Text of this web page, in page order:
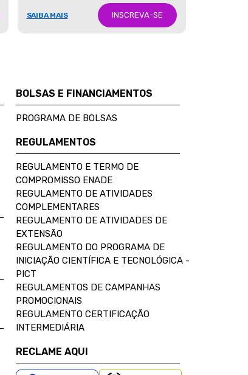
SAIBA MAIS INSCREVA-SE
BOLSAS E FINANCIAMENTOS
PROGRAMA DE BOLSAS
REGULAMENTOS
REGULAMENTO E TERMO DE
COMPROMISSO ENADE
REGULAMENTO DE ATIVIDADES
COMPLEMENTARES
REGULAMENTO DE ATIVIDADES DE
EXTENSÃO
REGULAMENTO DO PROGRAMA DE
INICIAÇÃO CIENTÍFICA E TECNOLÓGICA -
PICT
REGULAMENTOS DE CAMPANHAS
PROMOCIONAIS
REGULAMENTO CERTIFICAÇÃO
INTERMEDIÁRIA
RECLAME AQUI